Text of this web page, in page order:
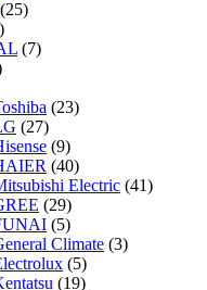
(25)
(7)
(23)
(27)
(9)
(40)
Electric (41)
(29)
(5)
Climate (3)
(5)
(19)